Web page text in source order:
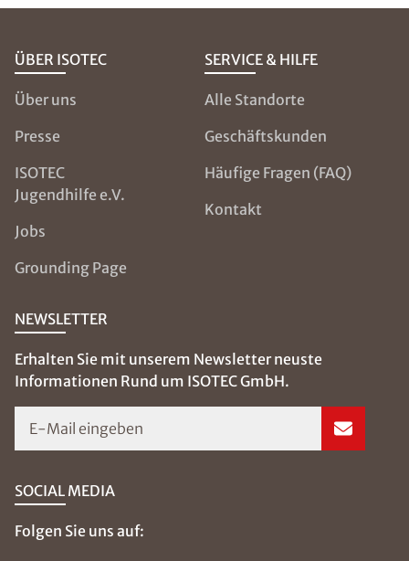
ÜBER ISOTEC
Über uns
Presse
ISOTEC
Jugendhilfe e.V.
Jobs
Grounding Page
SERVICE & HILFE
Alle Standorte
Geschäftskunden
Häufige Fragen (FAQ)
Kontakt
NEWSLETTER
Erhalten Sie mit unserem Newsletter neuste
Informationen Rund um ISOTEC GmbH.
E-Mail eingeben
SOCIAL MEDIA
Folgen Sie uns auf: